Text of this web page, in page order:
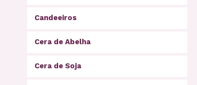
Candeeiros
Cera de Abelha
Cera de Soja